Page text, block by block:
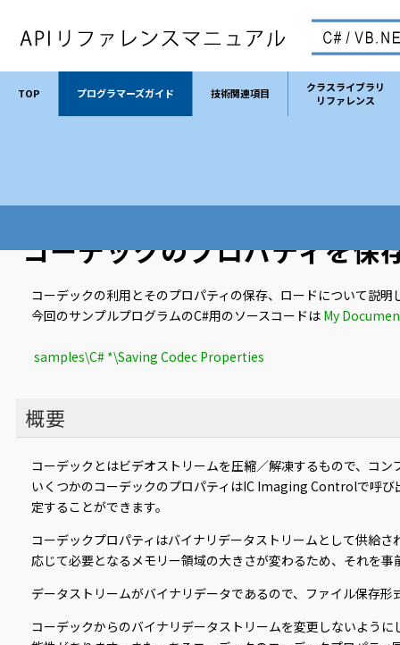
TOP プログラマーズガイド 技術関連項目
クラスライブラリ
リファレンス
コーデックのプロパティを保
コーデックの利用とそのプロパティの保存、ロードについて説明
今回のサンプルプログラムのC#用のソースコードは My
samples\C# *\Saving Codec Properties
概要
コーデックとはビデオストリームを圧縮／解凍するもので、コ
いくつかのコーデックのプロパティはIC Imaging Controlで呼
定することができます。
コーデックプロパティはバイナリデータストリームとして供給
応じて必要となるメモリー領域の大きさが変わるため、それを
データストリームがバイナリデータであるので、ファイル保存
コーデックからのバイナリデータストリームを変更しないよう